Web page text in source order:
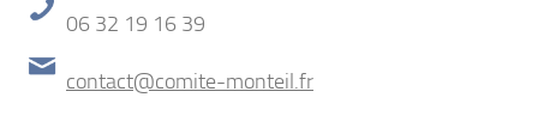
06 32 19 16 39
contact@comite-monteil.fr